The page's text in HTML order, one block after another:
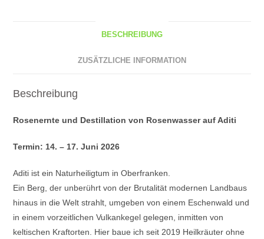
BESCHREIBUNG
ZUSÄTZLICHE INFORMATION
Beschreibung
Rosenernte und Destillation von Rosenwasser auf Aditi
Termin: 14. – 17. Juni 2026
Aditi ist ein Naturheiligtum in Oberfranken.
Ein Berg, der unberührt von der Brutalität modernen Landbaus
hinaus in die Welt strahlt, umgeben von einem Eschenwald und
in einem vorzeitlichen Vulkankegel gelegen, inmitten von
keltischen Kraftorten. Hier baue ich seit 2019 Heilkräuter ohne